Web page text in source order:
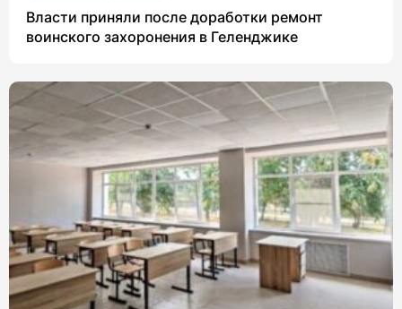
Власти приняли после доработки ремонт
воинского захоронения в Геленджике